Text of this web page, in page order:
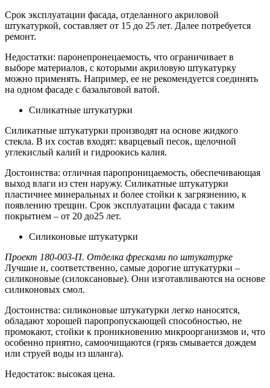
Срок эксплуатации фасада, отделанного акриловой
штукатуркой, составляет от 15 до 25 лет. Далее потребуется
ремонт.
Недостатки: паронепронецаемость, что ограничивает в
выборе материалов, с которыми акриловую штукатурку
можно применять. Например, ее не рекомендуется соединять
на одном фасаде с базальтовой ватой.
Силикатные штукатурки
Силикатные штукатурки производят на основе жидкого
стекла. В их состав входят: кварцевый песок, щелочной
углекислый калий и гидроокись калия.
Достоинства: отличная паропроницаемость, обеспечивающая
выход влаги из стен наружу. Силикатные штукатурки
пластичнее минеральных и более стойки к загрязнению, к
появлению трещин. Срок эксплуатации фасада с таким
покрытием – от 20 до25 лет.
Силиконовые штукатурки
Проект 180-003-П. Отделка фресками по штукатурке
Лучшие и, соответственно, самые дорогие штукатурки –
силиконовые (силоксановые). Они изготавливаются на основе
силиконовых смол.
Достоинства: силиконовые штукатурки легко наносятся,
обладают хорошей паропропускающей способностью, не
промокают, стойки к проникновению микроорганизмов и, что
особенно приятно, самоочищаются (грязь смывается дождем
или струей воды из шланга).
Недостаток: высокая цена.